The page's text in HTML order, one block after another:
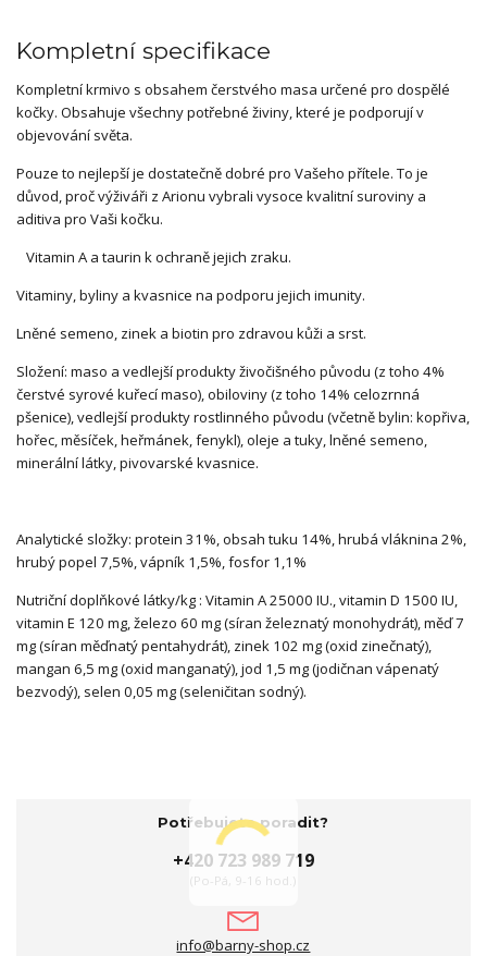
Kompletní specifikace
Kompletní krmivo s obsahem čerstvého masa určené pro dospělé
kočky. Obsahuje všechny potřebné živiny, které je podporují v
objevování světa.
Pouze to nejlepší je dostatečně dobré pro Vašeho přítele. To je
důvod, proč výživáři z Arionu vybrali vysoce kvalitní suroviny a
aditiva pro Vaši kočku.
Vitamin A a taurin k ochraně jejich zraku.
Vitaminy, byliny a kvasnice na podporu jejich imunity.
Lněné semeno, zinek a biotin pro zdravou kůži a srst.
Složení: maso a vedlejší produkty živočišného původu (z toho 4%
čerstvé syrové kuřecí maso), obiloviny (z toho 14% celozrnná
pšenice), vedlejší produkty rostlinného původu (včetně bylin: kopřiva,
hořec, měsíček, heřmánek, fenykl), oleje a tuky, lněné semeno,
minerální látky, pivovarské kvasnice.
Analytické složky: protein 31%, obsah tuku 14%, hrubá vláknina 2%,
hrubý popel 7,5%, vápník 1,5%, fosfor 1,1%
Nutriční doplňkové látky/kg : Vitamin A 25000 IU., vitamin D 1500 IU,
vitamin E 120 mg, železo 60 mg (síran železnatý monohydrát), měď 7
mg (síran měďnatý pentahydrát), zinek 102 mg (oxid zinečnatý),
mangan 6,5 mg (oxid manganatý), jod 1,5 mg (jodičnan vápenatý
bezvodý), selen 0,05 mg (seleničitan sodný).
Potřebujete poradit?
+420 723 989 719
(Po-Pá, 9-16 hod.)
info@barny-shop.cz